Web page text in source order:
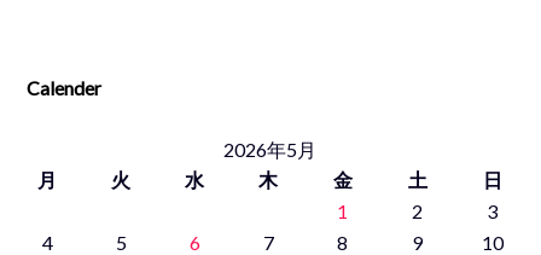
Calender
2026年5月
月
火 水 木 金 土
日
1
2
3
4
5 6 7 8 9
10